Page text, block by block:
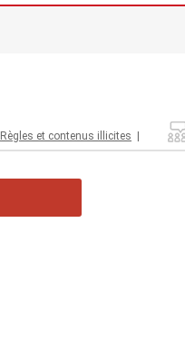
Règles et contenus illicites |